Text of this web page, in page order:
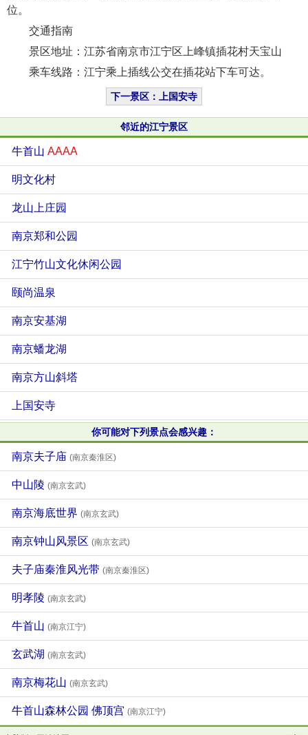
位。
交通指南
景区地址：江苏省南京市江宁区上峰镇插花村天宝山
乘车线路：江宁乘上插线公交在插花站下车可达。
下一景区：上国安寺
邻近的江宁景区
牛首山 AAAA
明文化村
龙山上庄园
南京郑和公园
江宁竹山文化休闲公园
颐尚温泉
南京安基湖
南京蟠龙湖
南京方山斜塔
上国安寺
你可能对下列景点会感兴趣：
南京夫子庙 (南京秦淮区)
中山陵 (南京玄武)
南京海底世界 (南京玄武)
南京钟山风景区 (南京玄武)
夫子庙秦淮风光带 (南京秦淮区)
明孝陵 (南京玄武)
牛首山 (南京江宁)
玄武湖 (南京玄武)
南京梅花山 (南京玄武)
牛首山森林公园 佛顶宫 (南京江宁)